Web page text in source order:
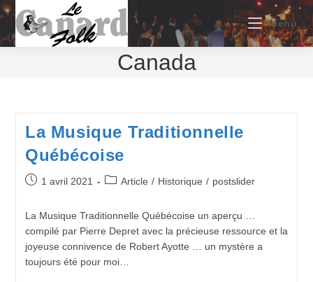
Skip
to
content
Menu
Canada
La Musique Traditionnelle
Québécoise
Publication
1 avril 2021
PostArticle / Historique / postslider
La Musique Traditionnelle Québécoise un aperçu …
compilé par Pierre Depret avec la précieuse ressource et la
joyeuse connivence de Robert Ayotte … un mystère a
toujours été pour moi…